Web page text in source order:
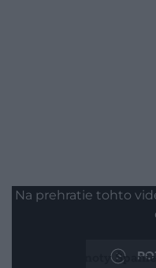
Na prehratie tohto
Skryté klenoty